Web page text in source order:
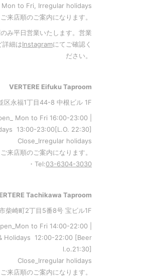
Mon to Fri, Irregular holidays
来店順のご案内になります。
み平日営業いたします。営業
詳細はInstagramにてご確認く
ださい。
VERTERE Eifuku Taproom
区永福1丁目44-8 中根ビル 1F
Mon to Fri 16:00-23:00 |
13:00-23:00[L.O. 22:30]
Close_Irregular holidays
来店順のご案内になります。
・Tel:03-6304-3030
Tachikawa Taproom
柴崎町2丁目5番8号 宝ビル1F
to Fri 14:00-22:00 |
Holidays 12:00-22:00 [Beer
l.o.21:30]
Close_Irregular holidays
来店順のご案内になります。